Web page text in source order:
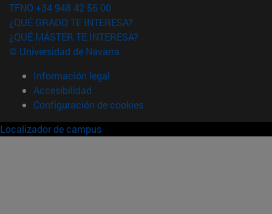
TFNO +34 948 42 56 00
¿QUÉ GRADO TE INTERESA?
¿QUÉ MÁSTER TE INTERESA?
© Universidad de Navarra
Información legal
Accesibilidad
Configuración de cookies
Localizador de campus